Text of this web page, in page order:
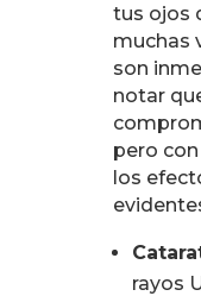
tus ojos
muchas
son
notar
pero
los
rayos